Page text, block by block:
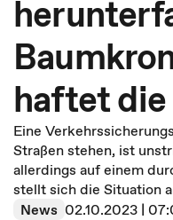
haftet
Eine
Straßen stehen, ist
allerdings auf einem
stellt sich die Situation
News 02.10.2023 |